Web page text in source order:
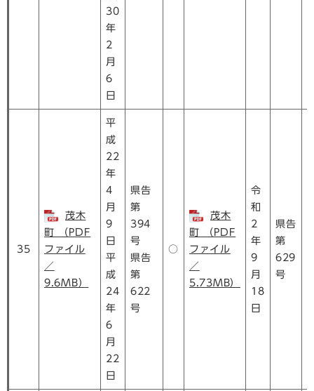
30
年
2
月
6
日
35
茂木
町 （PDF
ファイル
／
9.6MB）
平
成
22
年
4
月
9
日
平
成
24
年
6
月
22
日
県告
第
394
号
県告
第
622
号
○
茂木
町 （PDF
ファイル
／
5.73MB）
令
和
2
年
9
月
18
日
県告
第
629
号